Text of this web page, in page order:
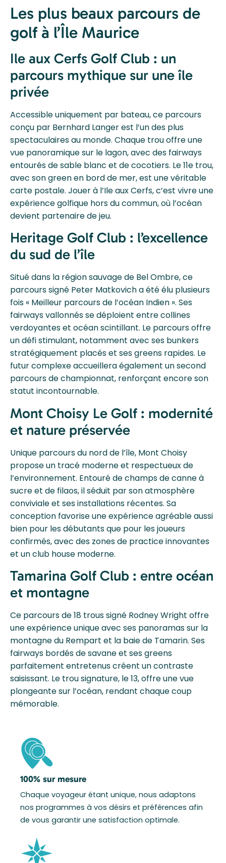
Les plus beaux parcours de
golf à l’Île Maurice
Ile aux Cerfs Golf Club : un
parcours mythique sur une île
privée
Accessible uniquement par bateau, ce parcours
conçu par Bernhard Langer est l’un des plus
spectaculaires au monde. Chaque trou offre une
vue panoramique sur le lagon, avec des fairways
entourés de sable blanc et de cocotiers. Le 11e trou,
avec son green en bord de mer, est une véritable
carte postale. Jouer à l’Ile aux Cerfs, c’est vivre une
expérience golfique hors du commun, où l’océan
devient partenaire de jeu.
Heritage Golf Club : l’excellence
du sud de l’île
Situé dans la région sauvage de Bel Ombre, ce
parcours signé Peter Matkovich a été élu plusieurs
fois « Meilleur parcours de l’océan Indien ». Ses
fairways vallonnés se déploient entre collines
verdoyantes et océan scintillant. Le parcours offre
un défi stimulant, notamment avec ses bunkers
stratégiquement placés et ses greens rapides. Le
futur complexe accueillera également un second
parcours de championnat, renforçant encore son
statut incontournable.
Mont Choisy Le Golf : modernité
et nature préservée
Unique parcours du nord de l’île, Mont Choisy
propose un tracé moderne et respectueux de
l’environnement. Entouré de champs de canne à
sucre et de filaos, il séduit par son atmosphère
conviviale et ses installations récentes. Sa
conception favorise une expérience agréable aussi
bien pour les débutants que pour les joueurs
confirmés, avec des zones de practice innovantes
et un club house moderne.
Tamarina Golf Club : entre océan
et montagne
Ce parcours de 18 trous signé Rodney Wright offre
une expérience unique avec ses panoramas sur la
montagne du Rempart et la baie de Tamarin. Ses
fairways bordés de savane et ses greens
parfaitement entretenus créent un contraste
saisissant. Le trou signature, le 13, offre une vue
plongeante sur l’océan, rendant chaque coup
mémorable.
100% sur mesure
Chaque voyageur étant unique, nous adaptons
nos programmes à vos désirs et préférences afin
de vous garantir une satisfaction optimale.